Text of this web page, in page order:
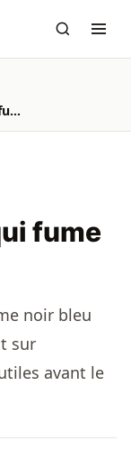
Pourquoi contrôle technique voiture qui fume noir bleu blanc ?
fume
noir bleu
sur
avant le